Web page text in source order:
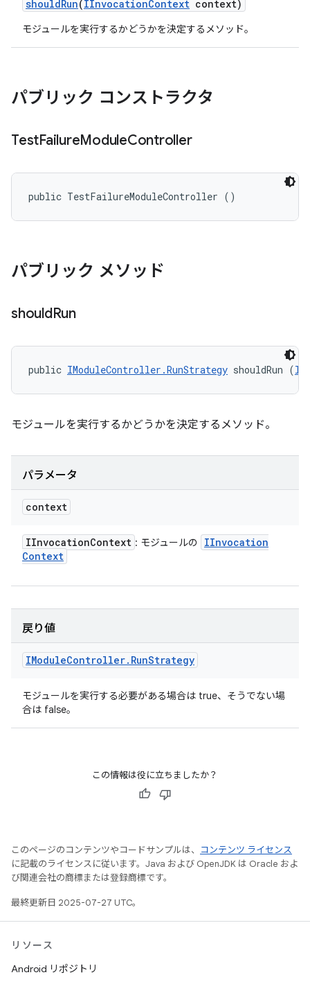
should Run(IInvocationContext context)
モジュールを実行するかどうかを決定するメソッド。
パブリック コンストラクタ
TestFailureModuleController
public TestFailureModuleController ()
パブリック メソッド
shouldRun
public IModuleController.RunStrategy shouldRun (
モジュールを実行するかどうかを決定するメソッド。
パラメータ
context
IInvocationContext : モジュールの
IInvocation
Context
戻り値
IModuleController. RunStrategy
モジュールを実行する必要がある場合は true、そうでない場
合は false。
この情報は役に立ちましたか？
このページのコンテンツやコードサンプルは、
コンテンツ ライセンス
に記載のライセンスに従います。Java および OpenJDK は Oracle およ
び関連会社の商標または登録商標です。
最終更新日 2025-07-27 UTC。
リソース
Android リポジトリ